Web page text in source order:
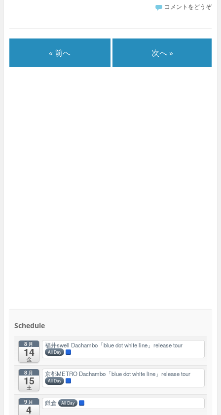
コメントをどうぞ
« 前へ 次へ »
Schedule
8月
14
金
福井swell Dachambo「blue dot white line」release tour
All Day
8月
15
土
京都METRO Dachambo「blue dot white line」release tour
All Day
9月
4 鎌倉 All Day